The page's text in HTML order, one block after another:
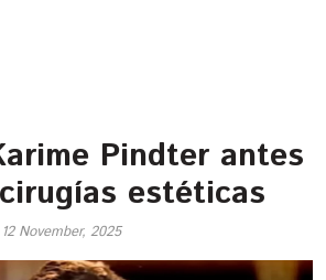
Pindter antes
estéticas
12 November, 2025